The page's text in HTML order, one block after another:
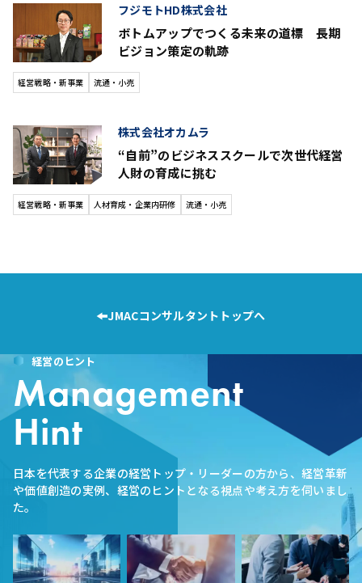
ボトムアップでつくる未来の道標 長期
ビジョン策定の軌跡
フジモトHD株式会社
経営戦略・新事業 流通・小売
“自前”のビジネススクールで次世代経営
人財の育成に挑む
株式会社オカムラ
経営戦略・新事業 人材育成・企業内研修 流通・小売
JMACコンサルタントトップへ
経営のヒント
Management
Hint
日本を代表する企業の経営トップ・リーダーの方から、経営革新
や価値創造の実例、経営のヒントとなる視点や考え方を伺いまし
た。